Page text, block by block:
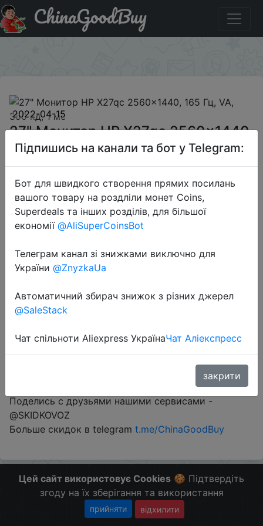
Придбати 27" Монитор HP X27qc 2560x1440, 165 Гц,
VA, 350 кд, 1 мс
ChinaGoodBuy
2022-04-15
27" Монитор HP X27qc 2560x1440,
165 Гц, VA, 350 кд, 1 мс
22999 руб.
Перейти до магазину
#Mvideo #RU
#RU
go.chinagb.ru/kZFsL
Поделись с друзьями нашими сервисами -
@SKIDKOVOZ
Больше скидок в telegram t.me/ChinaGoodBuy
Цей сайт використовує Cookies 🍪 Підтвердіть
згоду на їх зберігання та використання
прийняти відхилити
Підпишись на канали та бот у Telegram:
Бот для швидкого створення прямих посилань
вашого товару на роздліли монет Coins,
Superdeals та інших розділів, для більшої
економії @AliSuperCoinsBot
Телеграм канал зі знижками виключно для
України @ZnyzkaUa
Автоматичний збирач знижок з різних джерел
@SaleStack
Чат спільноти Aliexpress УкраїнаЧат Аліекспресс
закрити